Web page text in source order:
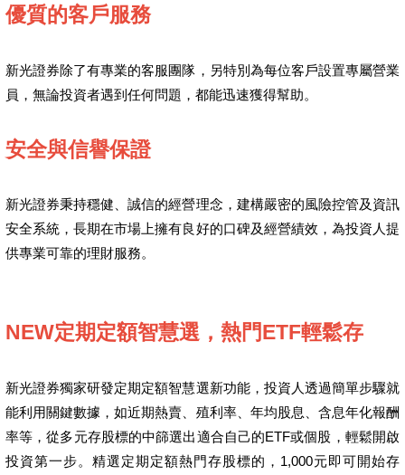
優質的客戶服務
新光證券除了有專業的客服團隊，另特別為每位客戶設置專屬營業
員，無論投資者遇到任何問題，都能迅速獲得幫助。
安全與信譽保證
新光證券秉持穩健、誠信的經營理念，建構嚴密的風險控管及資訊
安全系統，長期在市場上擁有良好的口碑及經營績效，為投資人提
供專業可靠的理財服務。
NEW定期定額智慧選，熱門ETF輕鬆存
新光證券獨家研發定期定額智慧選新功能，投資人透過簡單步驟就
能利用關鍵數據，如近期熱賣、殖利率、年均股息、含息年化報酬
率等，從多元存股標的中篩選出適合自己的ETF或個股，輕鬆開啟
投資第一步。精選定期定額熱門存股標的，1,000元即可開始存